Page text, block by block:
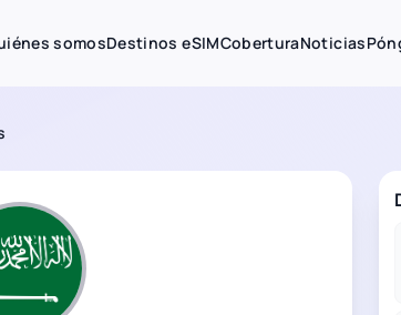
somosDestinos eSIMCoberturaNoticias